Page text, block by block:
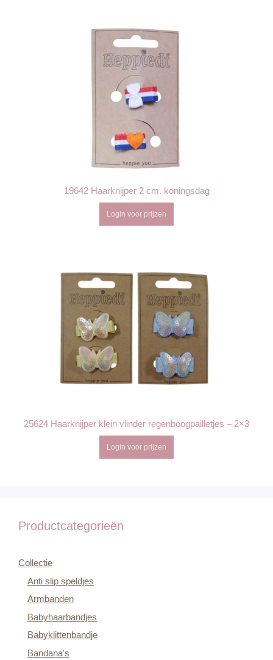
19642 Haarknijper 2 cm. koningsdag
Login voor prijzen
25624 Haarknijper klein vlinder regenboogpailletjes – 2×3
Login voor prijzen
Productcategorieën
Collectie
Anti slip speldjes
Armbanden
Babyhaarbandjes
Babyklittenbandje
Bandana's